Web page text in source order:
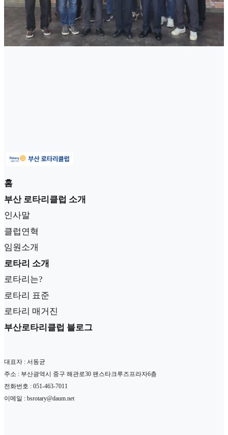
홈
부산 로타리클럽 소개
인사말
클럽연혁
임원소개
로타리 소개
로타리는?
로타리 표준
로타리 매거진
부산로타리클럽 블로그
대표자 : 서동균
주소 : 부산광역시 중구 해관로30 팬스타크루즈프라자6층
전화번호 : 051-463-7011
이메일 : bsrotary@daum.net